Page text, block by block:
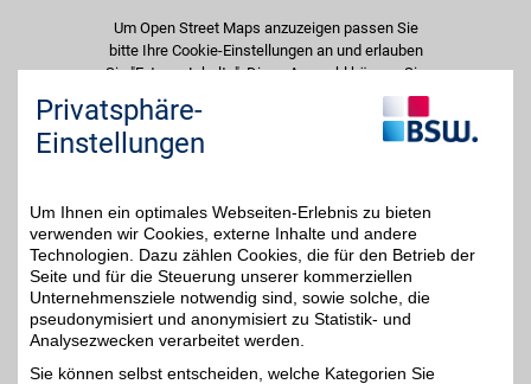
Um Open Street Maps anzuzeigen passen Sie
bitte Ihre Cookie-Einstellungen an und erlauben
Sie "Externe Inhalte". Diese Auswahl können Sie
jederzeit über die Cookie-Einstellungen im
unteren Seitenbereich ändern.
Adresse
Georgenstr. 196
10117 Berlin
Filialen in der Nähe
Privatsphäre-
Einstellungen
Um Ihnen ein optimales Webseiten-Erlebnis zu bieten
verwenden wir Cookies, externe Inhalte und andere
Technologien. Dazu zählen Cookies, die für den Betrieb der
Seite und für die Steuerung unserer kommerziellen
Unternehmensziele notwendig sind, sowie solche, die
pseudonymisiert und anonymisiert zu Statistik- und
Analysezwecken verarbeitet werden.
Sie können selbst entscheiden, welche Kategorien Sie